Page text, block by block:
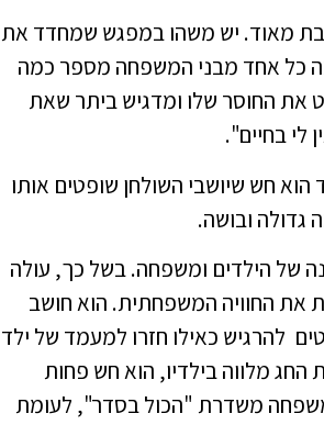
מאוד. יש משהו במפגש שמחדד את
כל אחד מבני המשפחה מספר כמה
את החוסר שלו ומדגיש ביתר שאת
לי בחיים".
חש שיושבי השולחן שופטים אותו
גדולה ובושה.
של הילדים ומשפחה. בשל כך, עולה
את החוויה המשפחתית. הוא חושב
להרגיש כאילו חזרו למעמד של ילד
מלווה בילדיו, הוא חש פחות
משפחה משדרת "הכול בסדר", לעומת